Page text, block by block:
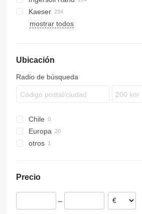
LT
QAX
XATS
XRHS
XRVS
H-series
G-series
P-series
VHP
Kaeser
AS
SK
D-series
M-series
MIC
MAK
MDVN
W-series
38K
260
900
mostrar todos
Ubicación
Radio de búsqueda
Chile
Europa
Italia
Alemania
otros
Precio
–